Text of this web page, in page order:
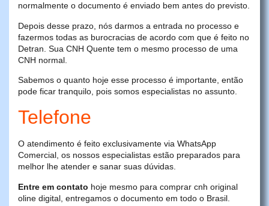
normalmente o documento é enviado bem antes do previsto.
Depois desse prazo, nós darmos a entrada no processo e
fazermos todas as burocracias de acordo com que é feito no
Detran. Sua CNH Quente tem o mesmo processo de uma
CNH normal.
Sabemos o quanto hoje esse processo é importante, então
pode ficar tranquilo, pois somos especialistas no assunto.
Telefone
O atendimento é feito exclusivamente via WhatsApp
Comercial, os nossos especialistas estão preparados para
melhor lhe atender e sanar suas dúvidas.
Entre em contato hoje mesmo para comprar cnh original
oline digital, entregamos o documento em todo o Brasil.